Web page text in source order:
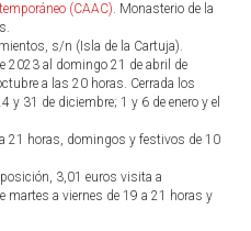
(CAAC). Monasterio de la
s/n (Isla de la Cartuja).
2023 al domingo 21 de abril de
a las 20 horas. Cerrada los
y 31 de diciembre; 1 y 6 de enero y el
21 horas, domingos y festivos de 10
3,01 euros visita a
a viernes de 19 a 21 horas y